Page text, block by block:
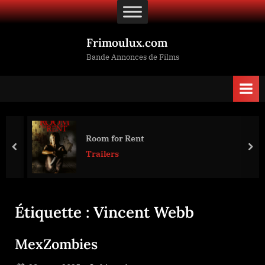
Skip
to
Frimoulux.com
Bande Annonces de Films
Room for Rent
Trailers
prev
Étiquette : Vincent Webb
MexZombies